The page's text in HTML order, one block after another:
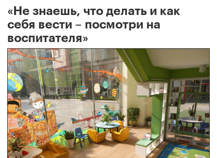
«Не знаешь, что делать и как
себя вести – посмотри на
воспитателя»